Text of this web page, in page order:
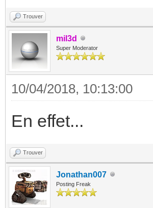
Trouver
mil3d
Super Moderator
10/04/2018, 10:13:00
En effet...
Trouver
Jonathan007
Posting Freak